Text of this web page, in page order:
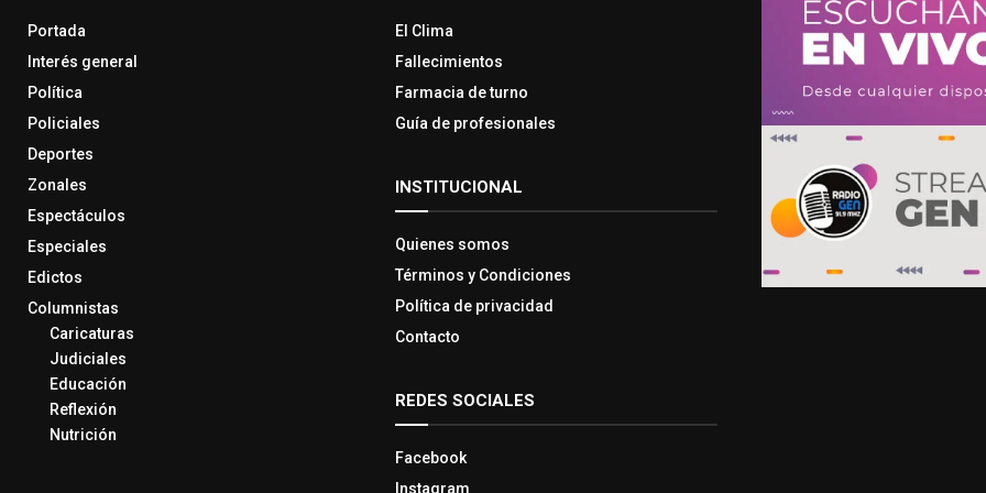
Portada
Interés general
Política
Policiales
Deportes
Zonales
Espectáculos
Especiales
Edictos
Columnistas
Caricaturas
Judiciales
Educación
Reflexión
Nutrición
El Clima
Fallecimientos
Farmacia de turno
Guía de profesionales
INSTITUCIONAL
Quienes somos
Términos y Condiciones
Política de privacidad
Contacto
REDES SOCIALES
Facebook
Instagram